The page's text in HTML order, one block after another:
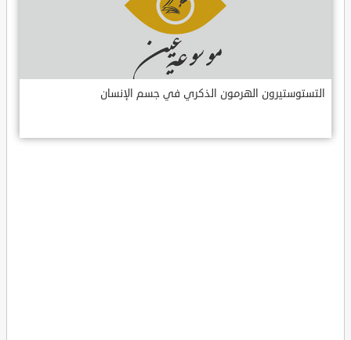
التستوستيرون الهرمون الذكري في جسم الإنسان